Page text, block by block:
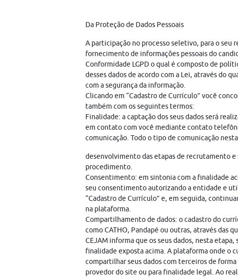
Da Proteção de Dados Pessoais
A participação no processo seletivo, para o seu
fornecimento de informações pessoais do
Conformidade LGPD o qual é composto de
desses dados de acordo com a Lei, através do
com a segurança da informação.
Clicando em “Cadastro de Currículo” você
também com os seguintes termos:
Finalidade: a captação dos seus dados será
em contato com você mediante contato
comunicação. Todo o tipo de comunicação
desenvolvimento das etapas de recrutamento e
procedimento.
Consentimento: em sintonia com a finalidade
seu consentimento autorizando a entidade e
“Cadastro de Currículo” e, em seguida,
na plataforma.
Compartilhamento de dados: o cadastro do
como CATHO, Pandapé ou outras, através das
CEJAM informa que os seus dados, nesta
finalidade exposta acima. A plataforma onde o
compartilhar seus dados com terceiros de
provedor do site ou para finalidade legal. Ao